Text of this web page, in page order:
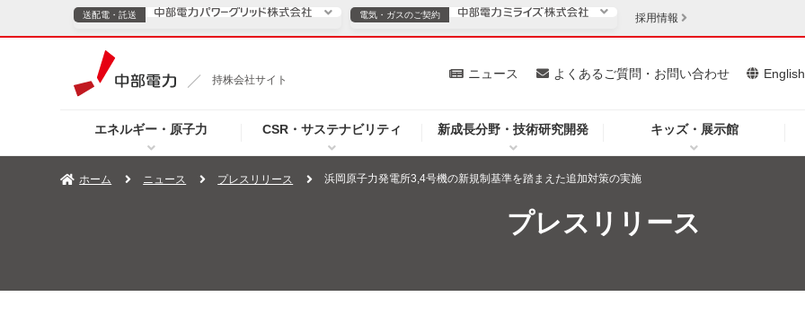
持株会社サイト
エネルギー・原子力 CSR・サステナビリティ 新成長分野・技術研究開発 キッズ・展示館
ニュース よくあるご質問・お問い合わせ English
送配電・託送
TOPページへ ご案内 安定供給
企業情報
電気・ガスのご契約
電気・ガスのご契約
TOPページへ 個人のお客さま 法人のお客さま
採用情報
ホーム ニュース プレスリリース 浜岡原子力発電所3,4号機の新規制基準を踏まえた追加対策の実施
プレスリリース